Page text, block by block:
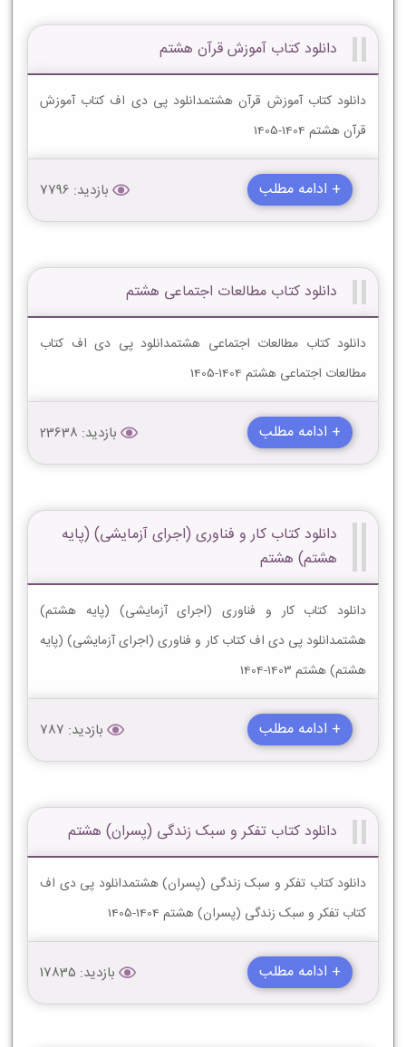
دانلود کتاب آموزش قرآن هشتم
دانلود کتاب آموزش قرآن هشتمدانلود پی دی اف کتاب آموزش
قرآن هشتم 1404-1405
+ ادامه مطلب بازدید: 7796
دانلود کتاب مطالعات اجتماعی هشتم
دانلود کتاب مطالعات اجتماعی هشتمدانلود پی دی اف کتاب
مطالعات اجتماعی هشتم 1404-1405
+ ادامه مطلب بازدید: 23638
دانلود کتاب کار و فناوری (اجرای آزمایشی) (پایه
هشتم) هشتم
دانلود کتاب کار و فناوری (اجرای آزمایشی) (پایه هشتم)
هشتمدانلود پی دی اف کتاب کار و فناوری (اجرای آزمایشی) (پایه
هشتم) هشتم 1403-1404
+ ادامه مطلب بازدید: 787
دانلود کتاب تفکر و سبک زندگی (پسران) هشتم
دانلود کتاب تفکر و سبک زندگی (پسران) هشتمدانلود پی دی اف
کتاب تفکر و سبک زندگی (پسران) هشتم 1404-1405
+ ادامه مطلب بازدید: 17835